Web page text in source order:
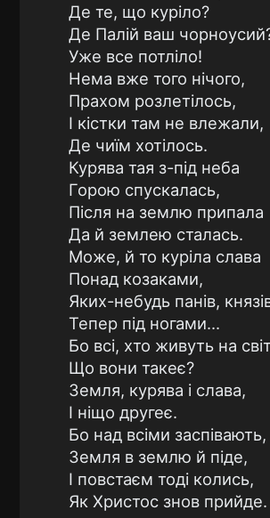
Де те, що куріло?
Де Палій ваш
Уже все потліло!
Нема вже того нічого,
Прахом розлетілось,
І кістки там не влежали,
Де чиїм хотілось.
Курява тая з-під неба
Горою спускалась,
Після на землю припала
Да й землею сталась.
Може, й то куріла слава
Понад козаками,
Яких-небудь панів,
Тепер під ногами...
Бо всі, хто живуть на
Що вони такеє?
Земля, курява і слава,
І ніщо другеє.
Бо над всіми заспівають,
Земля в землю й піде,
І повстаєм тоді колись,
Як Христос знов прийде.